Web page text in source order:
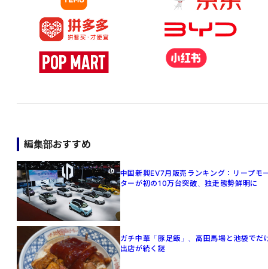
編集部おすすめ
中国新興EV7月販売ランキング：リープモ
ターが初の10万台突破、独走態勢鮮明に
ガチ中華「豚足飯」、高田馬場と池袋でだ
出店が続く謎